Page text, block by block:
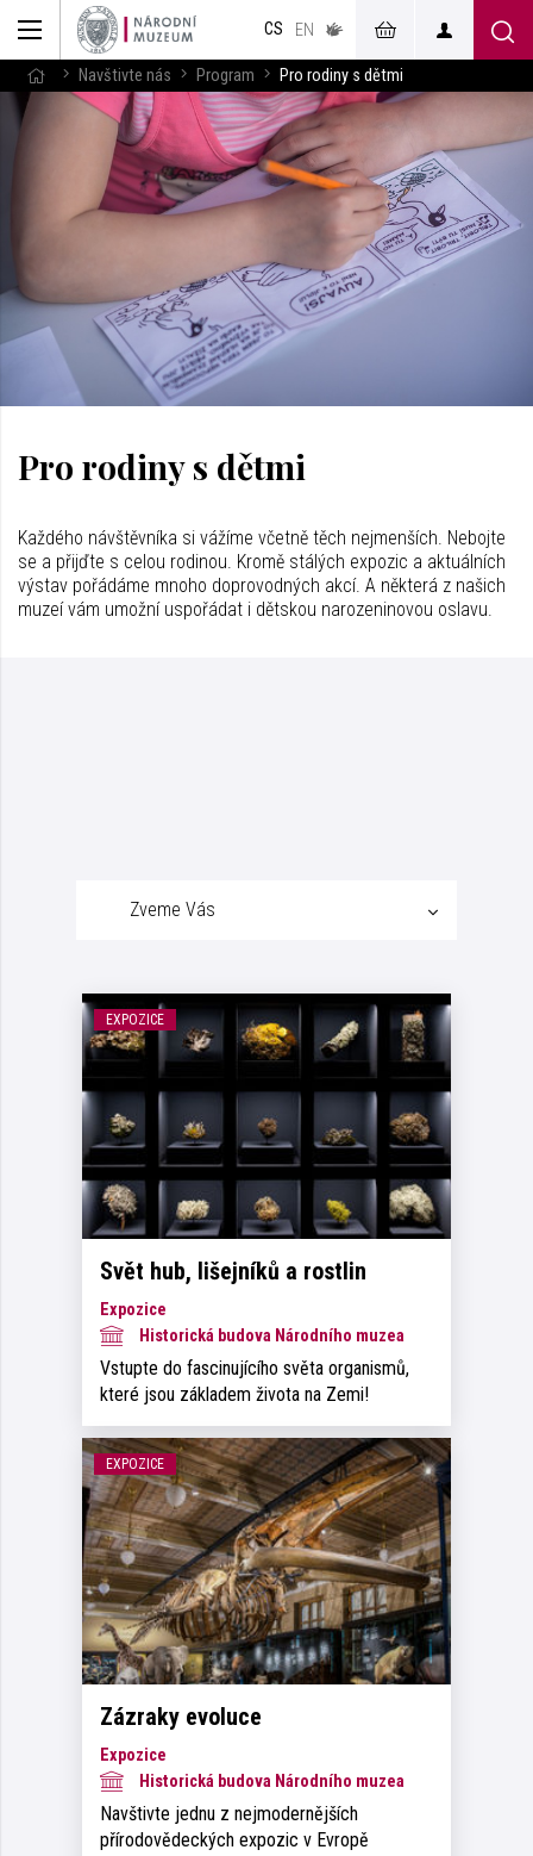
CS EN
v českém
jazyce
Navštivte nás Program Pro rodiny s dětmi
Pro rodiny s dětmi
Každého návštěvníka si vážíme včetně těch nejmenších. Nebojte
se a přijďte s celou rodinou. Kromě stálých expozic a aktuálních
výstav pořádáme mnoho doprovodných akcí. A některá z našich
muzeí vám umožní uspořádat i dětskou narozeninovou oslavu.
Zveme Vás
EXPOZICE
Svět hub, lišejníků a rostlin
Expozice
Historická budova Národního muzea
Vstupte do fascinujícího světa organismů,
které jsou základem života na Zemi!
EXPOZICE
Zázraky evoluce
Expozice
Historická budova Národního muzea
Navštivte jednu z nejmodernějších
přírodovědeckých expozic v Evropě